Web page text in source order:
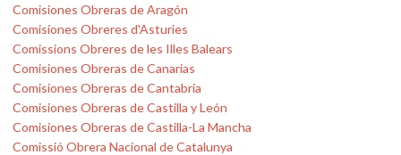
Comisiones Obreras de Aragón
Comisiones Obreres d'Asturies
Comissions Obreres de les Illes Balears
Comisiones Obreras de Canarias
Comisiones Obreras de Cantabria
Comisiones Obreras de Castilla y León
Comisiones Obreras de Castilla-La Mancha
Comissió Obrera Nacional de Catalunya